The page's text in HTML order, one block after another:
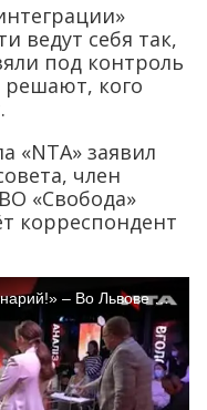
ведут себя так,
под контроль
решают, кого
«NTA» заявил
член
«Свобода»
корреспондент